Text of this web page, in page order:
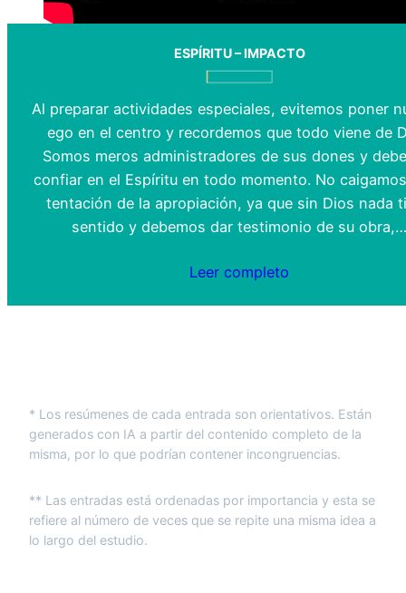
ESPÍRITU – IMPACTO
Al preparar actividades especiales, evitemos poner
ego en el centro y recordemos que todo viene de
Somos meros administradores de sus dones y
confiar en el Espíritu en todo momento. No
tentación de la apropiación, ya que sin Dios nada
sentido y debemos dar testimonio de su obra,…
Leer completo
* Los resúmenes de cada entrada son orientativos. Están
generados con IA a partir del contenido completo de la
misma, por lo que podrían contener incongruencias.
** Las entradas está ordenadas por importancia y esta se
refiere al número de veces que se repite una misma idea a
lo largo del estudio.